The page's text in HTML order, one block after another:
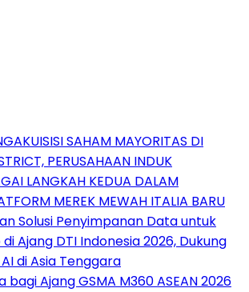
SAHAM MAYORITAS DI
PERUSAHAAN INDUK
LANGKAH KEDUA DALAM
MEREK MEWAH ITALIA BARU
Solusi Penyimpanan Data untuk
Ajang DTI Indonesia 2026, Dukung
di Asia Tenggara
bagi Ajang GSMA M360 ASEAN 2026